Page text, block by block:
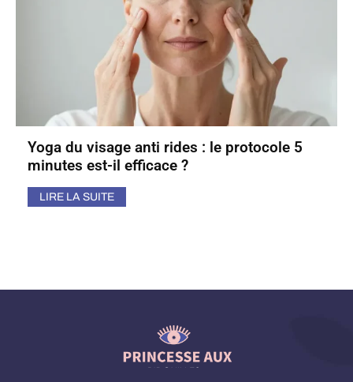
Yoga du visage anti rides : le protocole 5
minutes est-il efficace ?
LIRE LA SUITE